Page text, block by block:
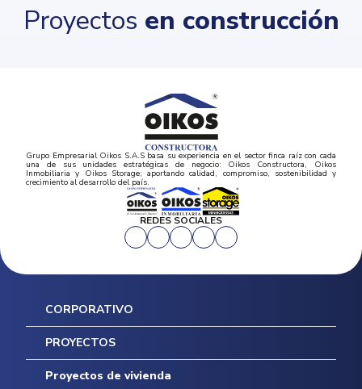
Proyectos en construcción
Grupo Empresarial Oikos S.A.S basa su experiencia en el sector finca raíz con cada
una de sus unidades estratégicas de negocio: Oikos Constructora, Oikos
Inmobiliaria y Oikos Storage; aportando calidad, compromiso, sostenibilidad y
crecimiento al desarrollo del país.
REDES SOCIALES
CORPORATIVO
Inicio
Postventas
Contratación Directa
PROYECTOS
Proyectos de vivienda